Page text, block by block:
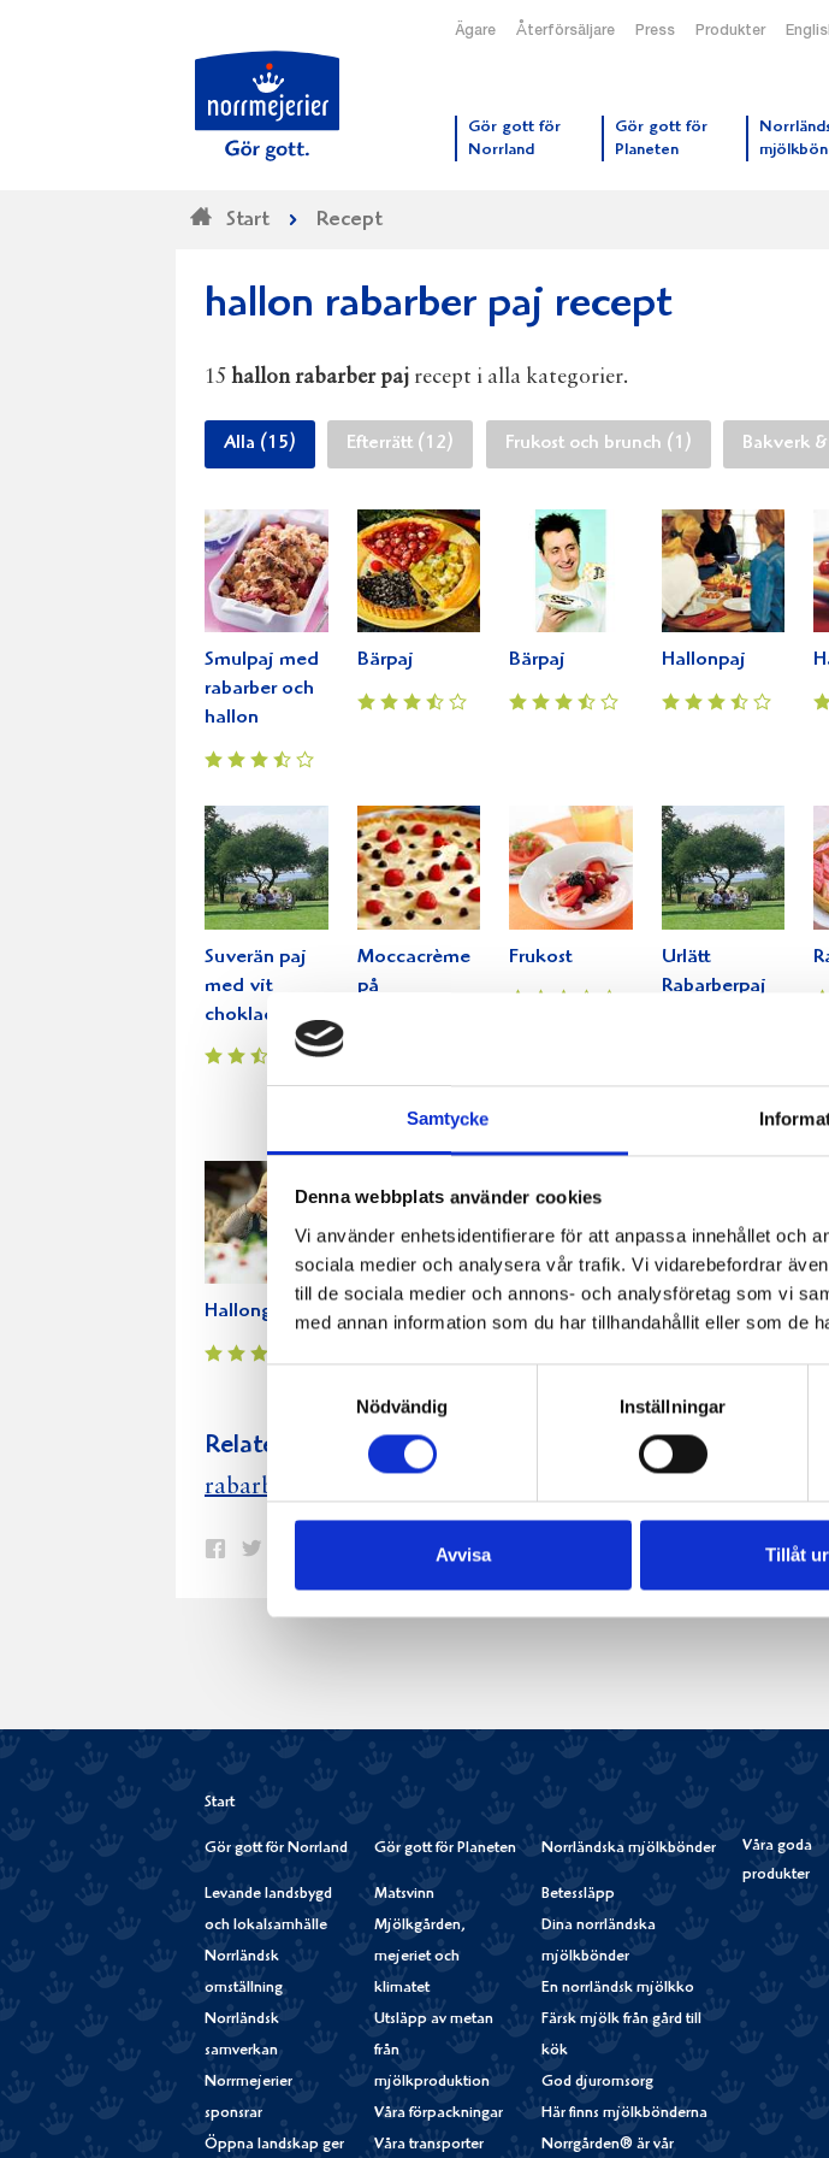
Samtycke
Denna webbplats använder cookies
Vi använder enhetsidentifierare för att anpassa innehållet och
sociala medier och analysera vår trafik. Vi vidarebefordrar
till de sociala medier och annons- och analysföretag som vi
med annan information som du har tillhandahållit eller som de
Nödvändig
Inställningar
Avvisa Tillåt
Ägare Återförsäljare Press Produkter
Gör gott för
Norrland
Gör gott för
Planeten
Start Recept
hallon rabarber paj recept
15 hallon rabarber paj recept i alla kategorier.
Alla (15) Efterrätt (12) Frukost och brunch (1) Bakverk
Smulpaj med
rabarber och
hallon
Bärpaj Bärpaj Hallonpaj
Suverän paj
med vit
choklad
Moccacrème
på
Frukost
Urlätt
Rabarberpaj
Hallonglasspaj
Smulpaj med
Rabarbersmulpaj
Relaterade recept:
rabarber paj
Dela
Facebook
Twitter
på
Pinterest
e-
Start
Gör gott för Norrland
Levande landsbygd
och lokalsamhälle
Norrländsk
omställning
Norrländsk
samverkan
Norrmejerier
sponsrar
Öppna landskap ger
Gör gott för Planeten
Matsvinn
Mjölkgården,
mejeriet och
klimatet
Utsläpp av metan
från
mjölkproduktion
Våra förpackningar
Våra transporter
Norrländska mjölkbönder
Betessläpp
Dina norrländska
mjölkbönder
En norrländsk mjölkko
Färsk mjölk från gård till
kök
God djuromsorg
Här finns mjölkbönderna
Norrgården® är vår
Våra goda
produkter